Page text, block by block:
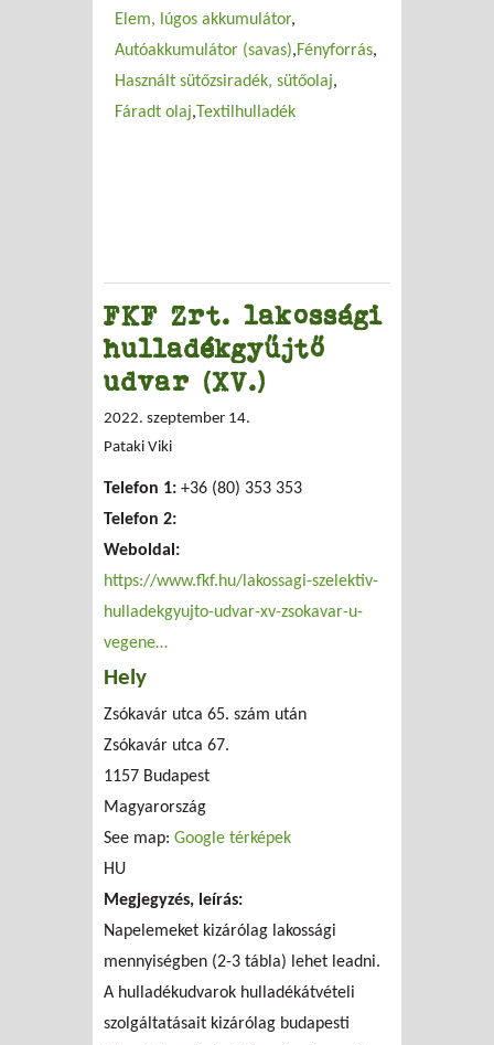
Elem, lúgos akkumulátor
Autóakkumulátor (savas) Fényforrás
Használt sütőzsiradék, sütőolaj
Fáradt olaj Textilhulladék
FKF Zrt. lakossági
hulladékgyűjtő
udvar (XV.)
2022. szeptember 14.
Pataki Viki
Telefon 1: +36 (80) 353 353
Telefon 2:
Weboldal:
https://www.fkf.hu/lakossagi-szelektiv-
hulladekgyujto-udvar-xv-zsokavar-u-
vegene…
Hely
Zsókavár utca 65. szám után
Zsókavár utca 67.
1157 Budapest
Magyarország
See map: Google térképek
HU
Megjegyzés, leírás:
Napelemeket kizárólag lakossági
mennyiségben (2-3 tábla) lehet leadni.
A hulladékudvarok hulladékátvételi
szolgáltatásait kizárólag budapesti